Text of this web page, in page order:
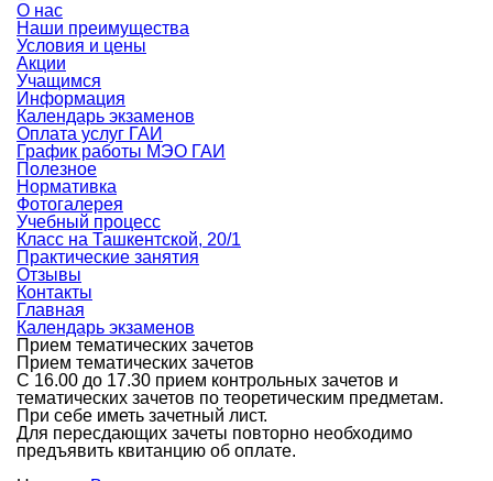
О нас
Наши преимущества
Условия и цены
Акции
Учащимся
Информация
Календарь экзаменов
Оплата услуг ГАИ
График работы МЭО ГАИ
Полезное
Нормативка
Фотогалерея
Учебный процесс
Класс на Ташкентской, 20/1
Практические занятия
Отзывы
Контакты
Главная
Календарь экзаменов
Прием тематических зачетов
Прием тематических зачетов
С 16.00 до 17.30 прием контрольных зачетов и
тематических зачетов по теоретическим предметам.
При себе иметь зачетный лист.
Для пересдающих зачеты повторно необходимо
предъявить квитанцию об оплате.